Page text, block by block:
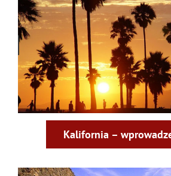
Kalifornia –